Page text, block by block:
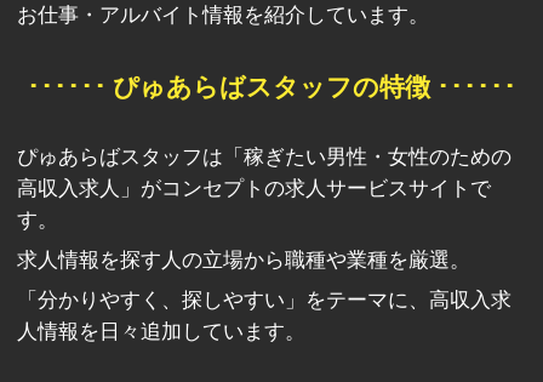
お仕事・アルバイト情報を紹介しています。
･･････ ぴゅあらばスタッフの特徴 ･･････
ぴゅあらばスタッフは「稼ぎたい男性・女性のための
高収入求人」がコンセプトの求人サービスサイトで
す。
求人情報を探す人の立場から職種や業種を厳選。
「分かりやすく、探しやすい」をテーマに、高収入求
人情報を日々追加しています。